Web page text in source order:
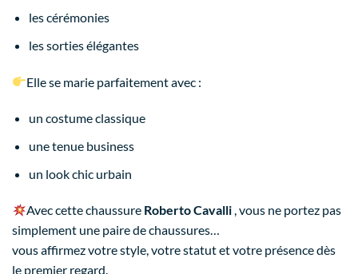
les cérémonies
les sorties élégantes
Elle se marie parfaitement avec :
un costume classique
une tenue business
un look chic urbain
Avec cette chaussure Roberto Cavalli , vous ne portez pas
simplement une paire de chaussures…
vous affirmez votre style, votre statut et votre présence dès
le premier regard.